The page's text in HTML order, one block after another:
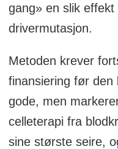
gang» en slik
drivermutasjon.
Metoden krever
finansiering før den
gode, men
celleterapi fra
sine største seire,